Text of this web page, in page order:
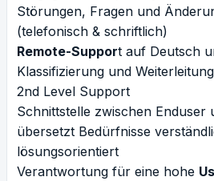
Störungen, Fragen und
(telefonisch & schriftlich)
Remote-Support auf Deutsch
Klassifizierung und
2nd Level Support
Schnittstelle zwischen Enduser
übersetzt Bedürfnisse
lösungsorientiert
Verantwortung für eine hohe